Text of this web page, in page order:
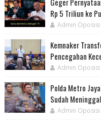
Rp 5 Triliun ke
Admin Oposisi
Kemnaker
Pencegahan
Admin Oposisi
Polda Metro
Sudah
Admin Oposisi